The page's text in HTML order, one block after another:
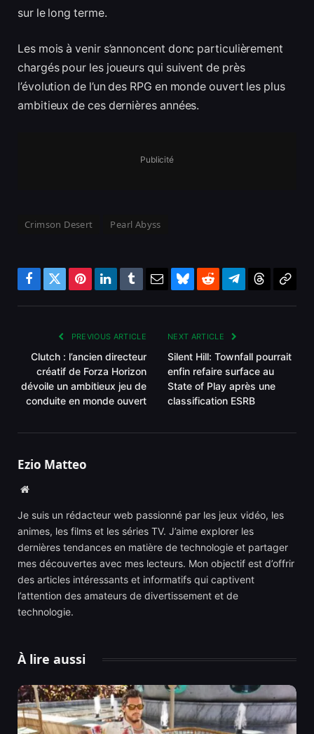
sur le long terme.
Les mois à venir s’annoncent donc particulièrement
chargés pour les joueurs qui suivent de près
l’évolution de l’un des RPG en monde ouvert les plus
ambitieux de ces dernières années.
Publicité
Crimson Desert Pearl Abyss
Facebook
TwitterPinterestLinkedInTumblrEmailBlueskyRedditTelegramThreadsCopy
PREVIOUS ARTICLE
Clutch : l’ancien directeur
créatif de Forza Horizon
dévoile un ambitieux jeu de
conduite en monde ouvert
NEXT ARTICLE
Silent Hill: Townfall pourrait
enfin refaire surface au
State of Play après une
classification ESRB
Ezio Matteo
Website
Je suis un rédacteur web passionné par les jeux vidéo, les
animes, les films et les séries TV. J’aime explorer les
dernières tendances en matière de technologie et partager
mes découvertes avec mes lecteurs. Mon objectif est d’offrir
des articles intéressants et informatifs qui captivent
l’attention des amateurs de divertissement et de
technologie.
À lire aussi